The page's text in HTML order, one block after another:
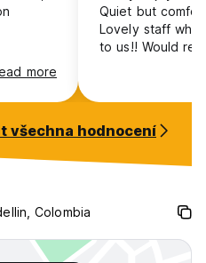
more
Quiet but
Lovely staff who
to us!! Would
všechna hodnocení
Colombia